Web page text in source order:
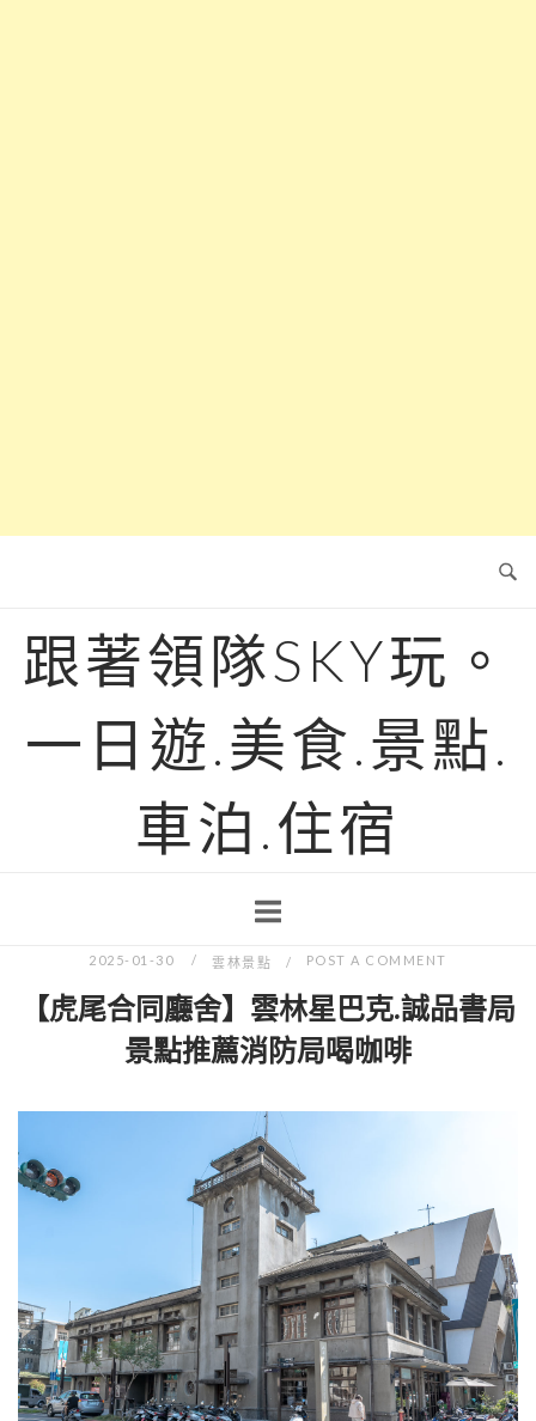
跟著領隊SKY玩。
一日遊.美食.景點.
車泊.住宿
2025-01-30 雲林景點 POST A COMMENT
【虎尾合同廳舍】雲林星巴克.誠品書局
景點推薦消防局喝咖啡